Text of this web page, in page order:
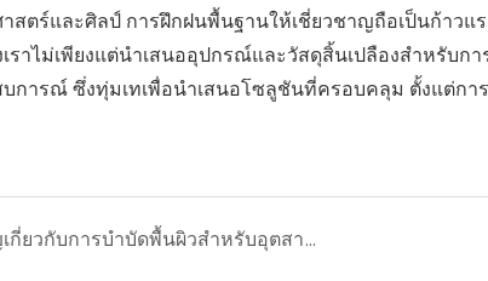
าสตร์และศิลป์ การฝึกฝนพื้นฐานให้เชี่ยวชาญถือเป็นก้าว
าไม่เพียงแต่นำเสนออุปกรณ์และวัสดุสิ้นเปลืองสำหรับก
การณ์ ซึ่งทุ่มเทเพื่อนำเสนอโซลูชันที่ครอบคลุม ตั้งแต่กา
คู่มือสำคัญเกี่ยวกับการบำบัดพื้นผิวสำหรับอุตสาหกรรมการผลิต